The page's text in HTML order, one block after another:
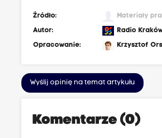
Źródło:
Materiały
Autor:
Radio
Opracowanie:
Krzysztof
Wyślij opinię na temat artykułu
Komentarze (0)